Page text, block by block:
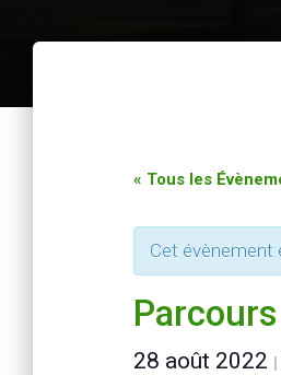
« Tous les
Cet évènement
28 août 2022 |